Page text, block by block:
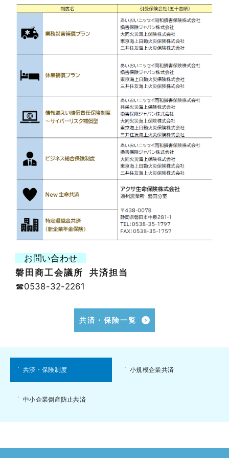
お問い合わせ
磐田商工会議所 共済担当
☎0538-32-2261
共済・保険一覧
共済・保険制度 小規模企業共済
中小企業倒産防止共済